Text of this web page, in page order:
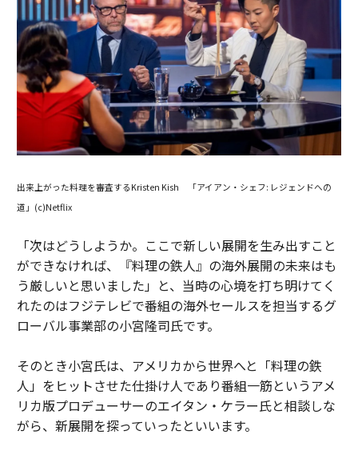
出来上がった料理を審査するKristen Kish 「アイアン・シェフ: レジェンドへの
道」(c)Netflix
「次はどうしようか。ここで新しい展開を生み出すこと
ができなければ、『料理の鉄人』の海外展開の未来はも
う厳しいと思いました」と、当時の心境を打ち明けてく
れたのはフジテレビで番組の海外セールスを担当するグ
ローバル事業部の小宮隆司氏です。
そのとき小宮氏は、アメリカから世界へと「料理の鉄
人」をヒットさせた仕掛け人であり番組一筋というアメ
リカ版プロデューサーのエイタン・ケラー氏と相談しな
がら、新展開を探っていったといいます。